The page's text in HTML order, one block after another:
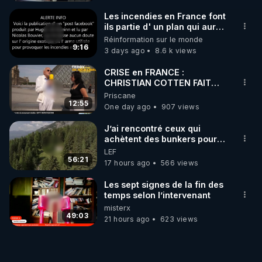
Ce podcast, c’est un appel à la cohérence.
Pas de protocole magique, mais une stratégie
personnalisée, vivante, systémique. Et surtout :
commencez par un vrai état des lieux.
En bonus : un auto-test guidé pour évaluer votre
digestion, vos émonctoires, votre terrain nerveux,
et savoir enfin… par où commencer.
Et pour aller plus loin : le Parcours 7 sur RGNR.tv
→ 9 modules progressifs
→ Auto-tests, grilles de lecture, plans
personnalisés
→ Tout pour accompagner votre foie, et non le
forcer.
9:16
Les incendies en France font
ils partie d' un plan qui aurait
débuté le 11 septembre 2001
?
Réinformation sur le monde
3 days ago
8.6 k views
12:55
CRISE en FRANCE :
CHRISTIAN COTTEN FAIT
une étrange découverte
Priscane
One day ago
907 views
56:21
J’ai rencontré ceux qui
achètent des bunkers pour
survivre à la fin du monde
LEF
17 hours ago
566 views
49:03
Les sept signes de la fin des
temps selon l’intervenant
misterx
21 hours ago
623 views